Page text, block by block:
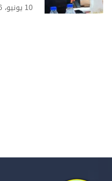
10 يونيو، 2026